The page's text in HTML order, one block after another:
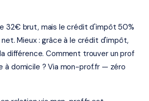
32€ brut, mais le crédit d'impôt 50%
Mieux : grâce à le crédit d'impôt,
différence. Comment trouver un prof
à domicile ? Via mon-prof.fr — zéro